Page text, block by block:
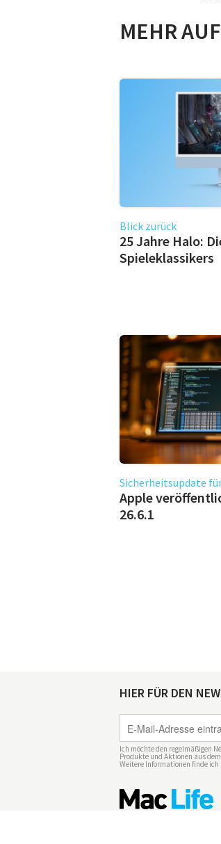
MEHR
Blick zurück
25 Jahre Halo:
Spieleklassikers
Sicherheitsupdate
Apple
26.6.1
HIER FÜR DEN
Ich möchte den regelmäßigen
Produkte und Aktionen aus
Weitere Informationen finde ich